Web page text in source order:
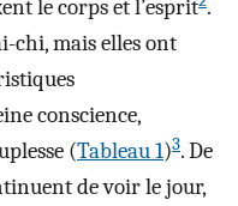
le corps et l’esprit .
chi, mais elles ont
conscience,
(Tableau 1)3. De
de voir le jour,